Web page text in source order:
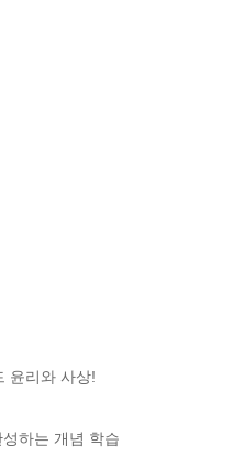
윤리와 사상!
하는 개념 학습